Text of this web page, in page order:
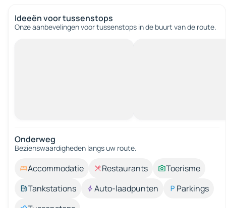
Ideeën voor tussenstops
Onze aanbevelingen voor tussenstops in de buurt van de route.
Onderweg
Bezienswaardigheden langs uw route.
Accommodatie Restaurants
Toerisme
Tankstations
Auto-laadpunten
Parkings